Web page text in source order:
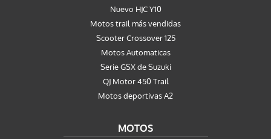
Nuevo HJC Y10
Motos trail más vendidas
Scooter Crossover 125
Motos Automaticas
Serie GSX de Suzuki
QJ Motor 450 Trail
Motos deportivas A2
MOTOS